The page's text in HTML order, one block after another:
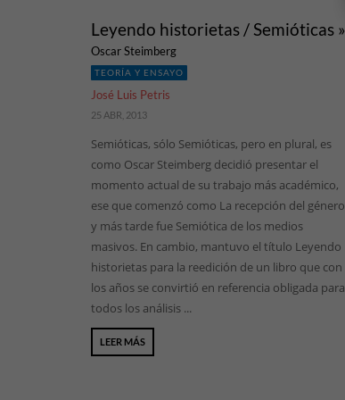
Leyendo historietas / Semióticas »
Oscar Steimberg
TEORÍA Y ENSAYO
José Luis Petris
25 ABR, 2013
Semióticas, sólo Semióticas, pero en plural, es
como Oscar Steimberg decidió presentar el
momento actual de su trabajo más académico,
ese que comenzó como La recepción del género
y más tarde fue Semiótica de los medios
masivos. En cambio, mantuvo el título Leyendo
historietas para la reedición de un libro que con
los años se convirtió en referencia obligada para
todos los análisis ...
LEER MÁS